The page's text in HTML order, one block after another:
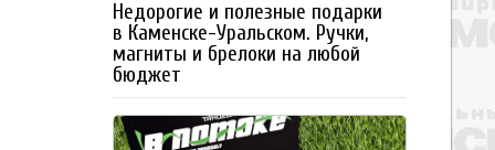
Недорогие и полезные подарки
в Каменске-Уральском. Ручки,
магниты и брелоки на любой
бюджет